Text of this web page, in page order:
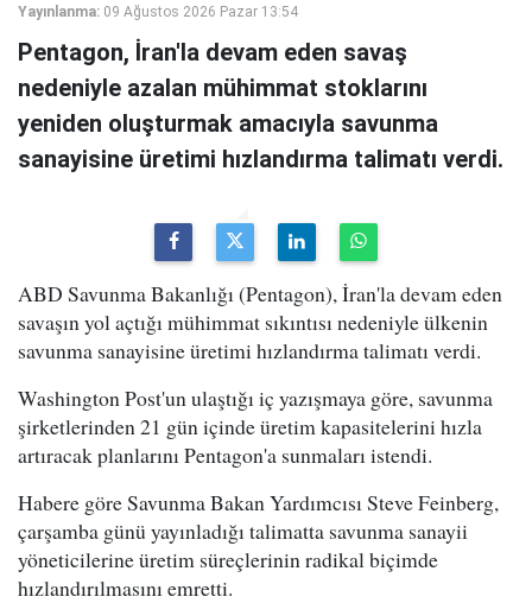
Yayınlanma: 09 Ağustos 2026 Pazar 13:54
Pentagon, İran'la devam eden savaş
nedeniyle azalan mühimmat stoklarını
yeniden oluşturmak amacıyla savunma
sanayisine üretimi hızlandırma talimatı verdi.
ABD Savunma Bakanlığı (Pentagon), İran'la devam eden
savaşın yol açtığı mühimmat sıkıntısı nedeniyle ülkenin
savunma sanayisine üretimi hızlandırma talimatı verdi.
Washington Post'un ulaştığı iç yazışmaya göre, savunma
şirketlerinden 21 gün içinde üretim kapasitelerini hızla
artıracak planlarını Pentagon'a sunmaları istendi.
Habere göre Savunma Bakan Yardımcısı Steve Feinberg,
çarşamba günü yayınladığı talimatta savunma sanayii
yöneticilerine üretim süreçlerinin radikal biçimde
hızlandırılmasını emretti.